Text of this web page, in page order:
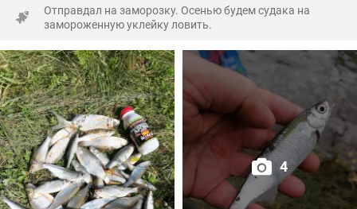
репейника...
Завтра попробую туда же... Очень постараюсь!))
С такими ельцами никакая рыба на букву "ХА"... Ну, как
той самой бабке - интернет ваш...
Отправдал на заморозку. Осенью будем судака на
замороженную уклейку ловить.
4